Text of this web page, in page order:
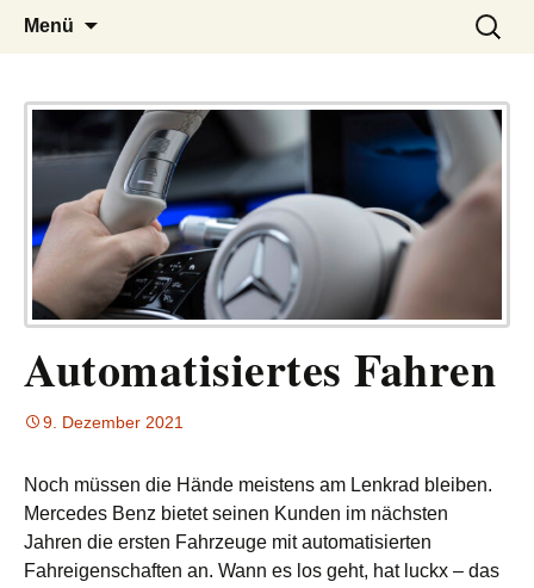
LUCKX
– das Magazin
Menü
Suchen
nach:
Automatisiertes Fahren
9. Dezember 2021
Noch müssen die Hände meistens am Lenkrad bleiben.
Mercedes Benz bietet seinen Kunden im nächsten
Jahren die ersten Fahrzeuge mit automatisierten
Fahreigenschaften an. Wann es los geht, hat luckx – das